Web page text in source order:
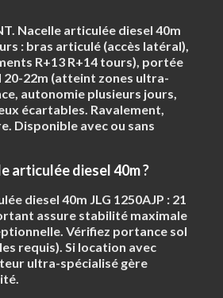
Nacelle articulée diesel 40m
: bras articulé (accès latéral),
R+13 R+14 tours), portée
22m (atteint zones ultra-
autonomie plusieurs jours,
écartables. Ravalement,
Disponible avec ou sans
articulée diesel 40m ?
diesel 40m JLG 1250AJP : 21
assure stabilité maximale
Vérifiez portance sol
requis). Si location avec
ultra-spécialisé gère